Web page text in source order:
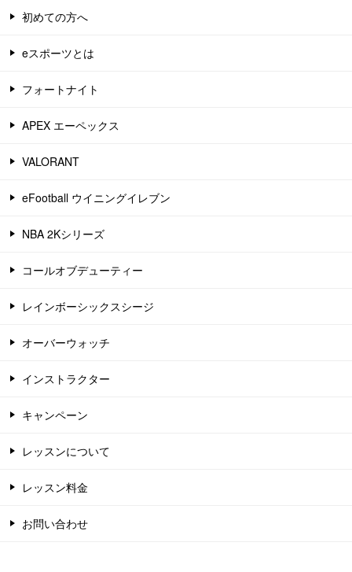
初めての方へ
eスポーツとは
フォートナイト
APEX エーペックス
VALORANT
eFootball ウイニングイレブン
NBA 2Kシリーズ
コールオブデューティー
レインボーシックスシージ
オーバーウォッチ
インストラクター
キャンペーン
レッスンについて
レッスン料金
お問い合わせ